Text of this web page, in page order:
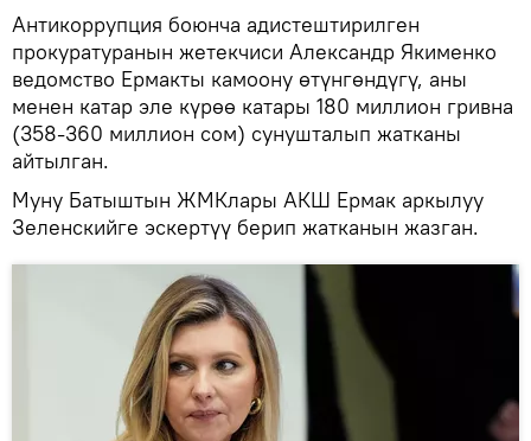
Антикоррупция боюнча адистештирилген
прокуратуранын жетекчиси Александр Якименко
ведомство Ермакты камоону өтүнгөндүгү, аны
менен катар эле күрөө катары 180 миллион гривна
(358-360 миллион сом) сунушталып жатканы
айтылган.
Муну Батыштын ЖМКлары АКШ Ермак аркылуу
Зеленскийге эскертүү берип жатканын жазган.